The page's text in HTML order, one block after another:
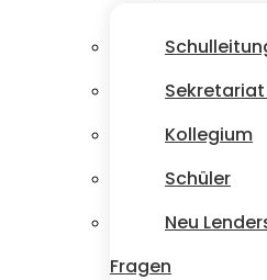
Kollegium
Schüler
Neu
Fragen